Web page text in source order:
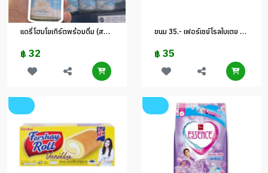
แดรี่โฮมโยเกิร์ตพร้อมดื่ม (สด) 100 ml
฿ 32
ขนม 35.- เฟอร์เชย์โรลใบเตย 120 กรัม
฿ 35